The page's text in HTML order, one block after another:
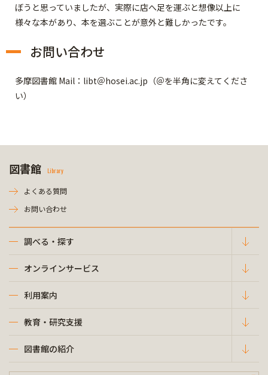
ぼうと思っていましたが、実際に店へ足を運ぶと想像以上に
様々な本があり、本を選ぶことが意外と難しかったです。
お問い合わせ
多摩図書館 Mail：libt＠hosei.ac.jp（＠を半角に変えてくださ
い）
図書館 Library
よくある質問
お問い合わせ
調べる・探す
オンラインサービス
利用案内
教育・研究支援
図書館の紹介